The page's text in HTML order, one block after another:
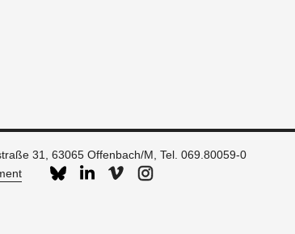
31, 63065 Offenbach/M, Tel. 069.80059-0